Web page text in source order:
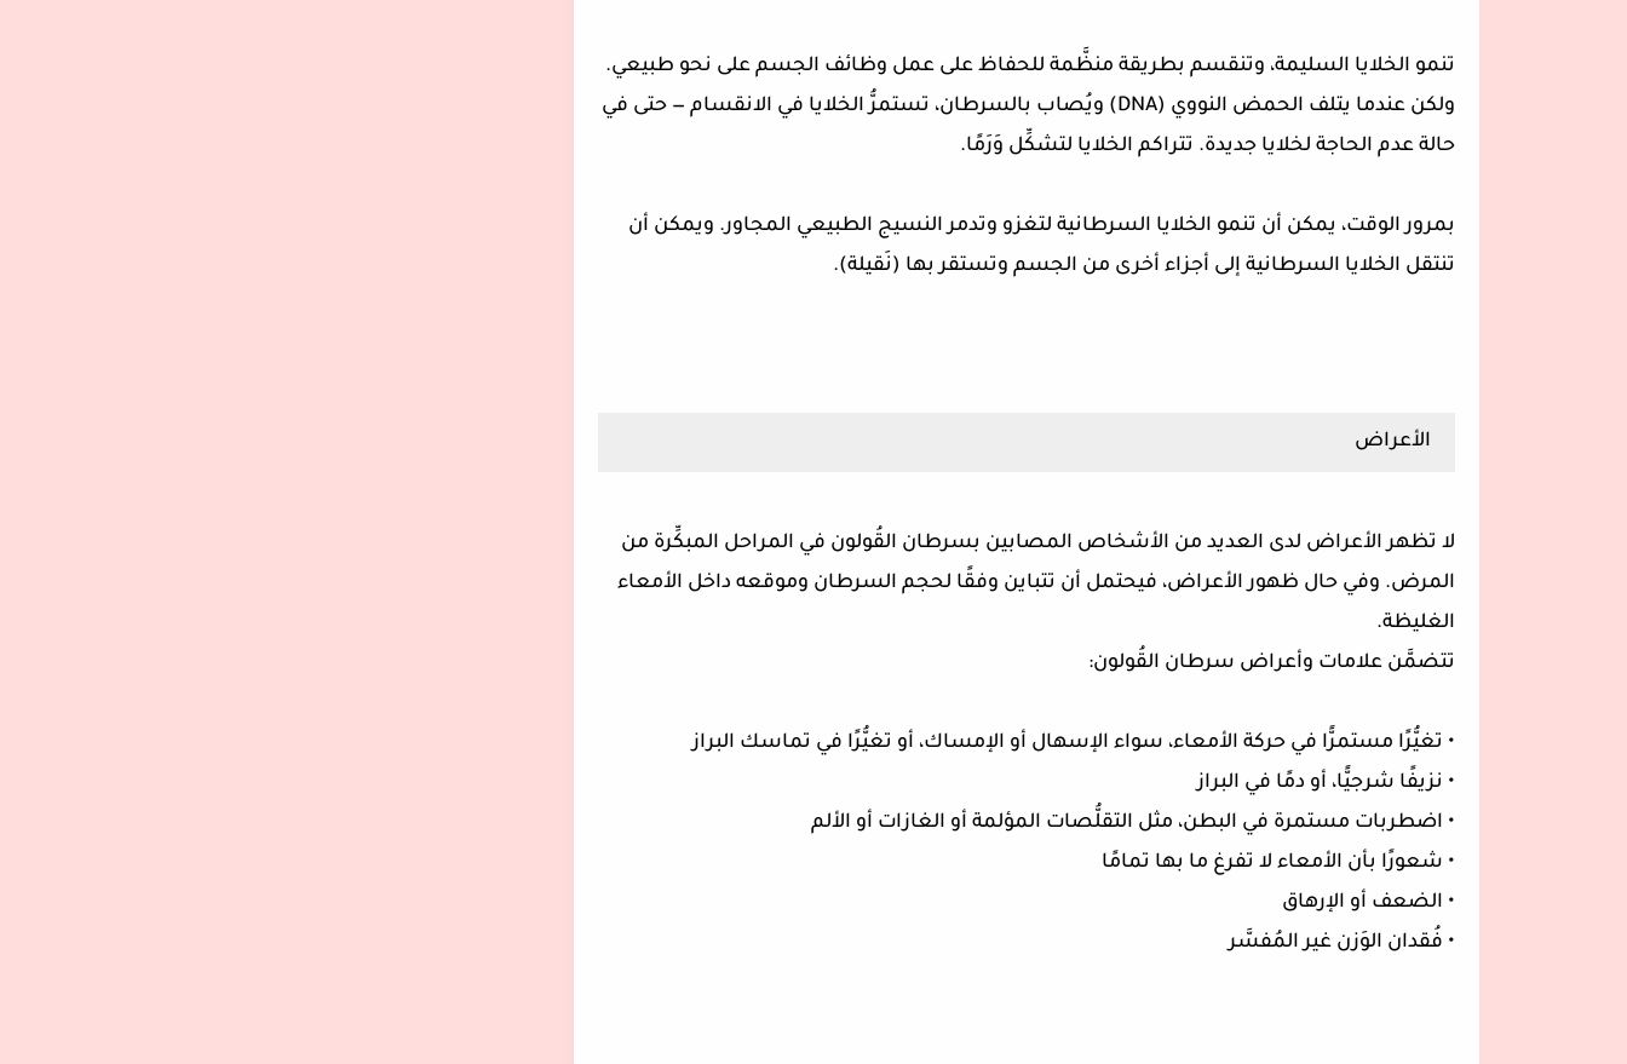
تنمو الخلايا السليمة، وتنقسم بطريقة منظَّمة للحفاظ على عمل وظائف الجسم على نحو طبيعي.
ولكن عندما يتلف الحمض النووي (DNA) ويُصاب بالسرطان، تستمرُّ الخلايا في الانقسام — حتى في
حالة عدم الحاجة لخلايا جديدة. تتراكم الخلايا لتشكِّل وَرَمًا.
بمرور الوقت، يمكن أن تنمو الخلايا السرطانية لتغزو وتدمر النسيج الطبيعي المجاور. ويمكن أن
تنتقل الخلايا السرطانية إلى أجزاء أخرى من الجسم وتستقر بها (نَقيلة).
الأعراض
لا تظهر الأعراض لدى العديد من الأشخاص المصابين بسرطان القُولون في المراحل المبكِّرة من
المرض. وفي حال ظهور الأعراض، فيحتمل أن تتباين وفقًا لحجم السرطان وموقعه داخل الأمعاء
الغليظة.
تتضمَّن علامات وأعراض سرطان القُولون:
• تغيُّرًا مستمرًّا في حركة الأمعاء، سواء الإسهال أو الإمساك، أو تغيُّرًا في تماسك البراز
• نزيفًا شرجيًّا، أو دمًا في البراز
• اضطربات مستمرة في البطن، مثل التقلُّصات المؤلمة أو الغازات أو الألم
• شعورًا بأن الأمعاء لا تفرغ ما بها تمامًا
• الضعف أو الإرهاق
• فُقدان الوَزن غير المُفسَّر